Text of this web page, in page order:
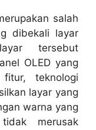
salah
dibekali layar
tersebut
OLED yang
teknologi
layar yang
warna yang
merusak